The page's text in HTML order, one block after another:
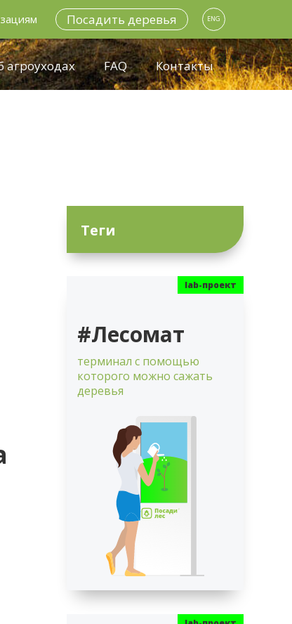
Посадить деревья ENG
агроуходах FAQ Контакты
Теги
#Лесомат
терминал с помощью
которого можно сажать
деревья